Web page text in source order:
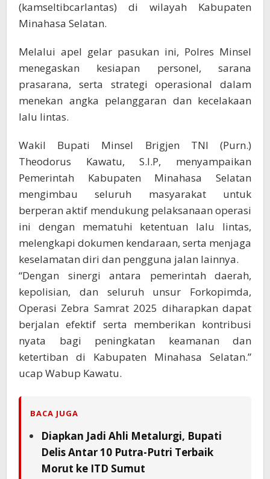
(kamseltibcarlantas) di wilayah Kabupaten
Minahasa Selatan.
Melalui apel gelar pasukan ini, Polres Minsel
menegaskan kesiapan personel, sarana
prasarana, serta strategi operasional dalam
menekan angka pelanggaran dan kecelakaan
lalu lintas.
Wakil Bupati Minsel Brigjen TNI (Purn.)
Theodorus Kawatu, S.I.P, menyampaikan
Pemerintah Kabupaten Minahasa Selatan
mengimbau seluruh masyarakat untuk
berperan aktif mendukung pelaksanaan operasi
ini dengan mematuhi ketentuan lalu lintas,
melengkapi dokumen kendaraan, serta menjaga
keselamatan diri dan pengguna jalan lainnya.
“Dengan sinergi antara pemerintah daerah,
kepolisian, dan seluruh unsur Forkopimda,
Operasi Zebra Samrat 2025 diharapkan dapat
berjalan efektif serta memberikan kontribusi
nyata bagi peningkatan keamanan dan
ketertiban di Kabupaten Minahasa Selatan.”
ucap Wabup Kawatu.
BACA JUGA
Diapkan Jadi Ahli Metalurgi, Bupati
Delis Antar 10 Putra-Putri Terbaik
Morut ke ITD Sumut